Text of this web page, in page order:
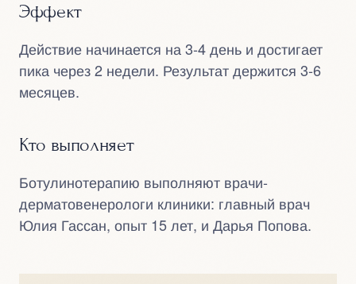
Эффект
Действие начинается на 3-4 день и достигает
пика через 2 недели. Результат держится 3-6
месяцев.
Кто выполняет
Ботулинотерапию выполняют врачи-
дерматовенерологи клиники: главный врач
Юлия Гассан, опыт 15 лет, и Дарья Попова.